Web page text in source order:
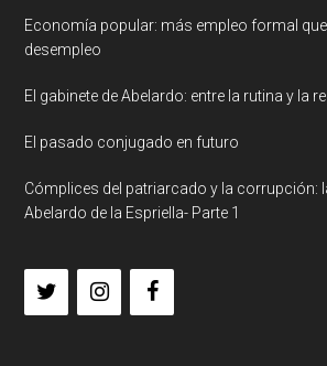
Economía popular: más empleo formal que
desempleo
El gabinete de Abelardo: entre la rutina y la
El pasado conjugado en futuro
Cómplices del patriarcado y la corrupción:
Abelardo de la Espriella- Parte 1